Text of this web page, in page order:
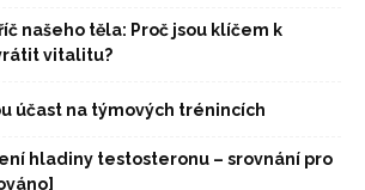
našeho těla: Proč jsou klíčem k
vitalitu?
účast na týmových trénincích
hladiny testosteronu – srovnání pro